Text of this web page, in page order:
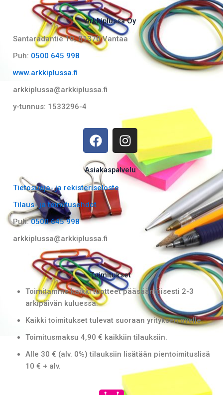
Arkkiplussa Oy
Santaradantie 10, 01370 Vantaa​
Puh: 0500 645 998
www.arkkiplussa.fi
arkkiplussa@arkkiplussa.fi
y-tunnus: 1533296-4
F
a
c
e
b
o
o
k
I
n
s
t
a
Asiakaspalvelu
Tietosuoja- ja rekisteriseloste
Tilaus- ja toimitusehdot
Puh:0500 645 998
arkkiplussa@arkkiplussa.fi
Toimitukset
Toimitamme kaikki tuotteet pääsääntöisesti 2-3
arkipäivän kuluessa.
Kaikki toimitukset tulevat suoraan yrityksen ovelle.
Toimitusmaksu 4,90 € kaikkiin tilauksiin.
Alle 30 € (alv. 0%) tilauksiin lisätään pientoimituslisä
10 € + alv.